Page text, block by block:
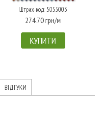
Штрих-код: 5055003
274.70 грн/м
КУПИТИ
ВІДГУКИ